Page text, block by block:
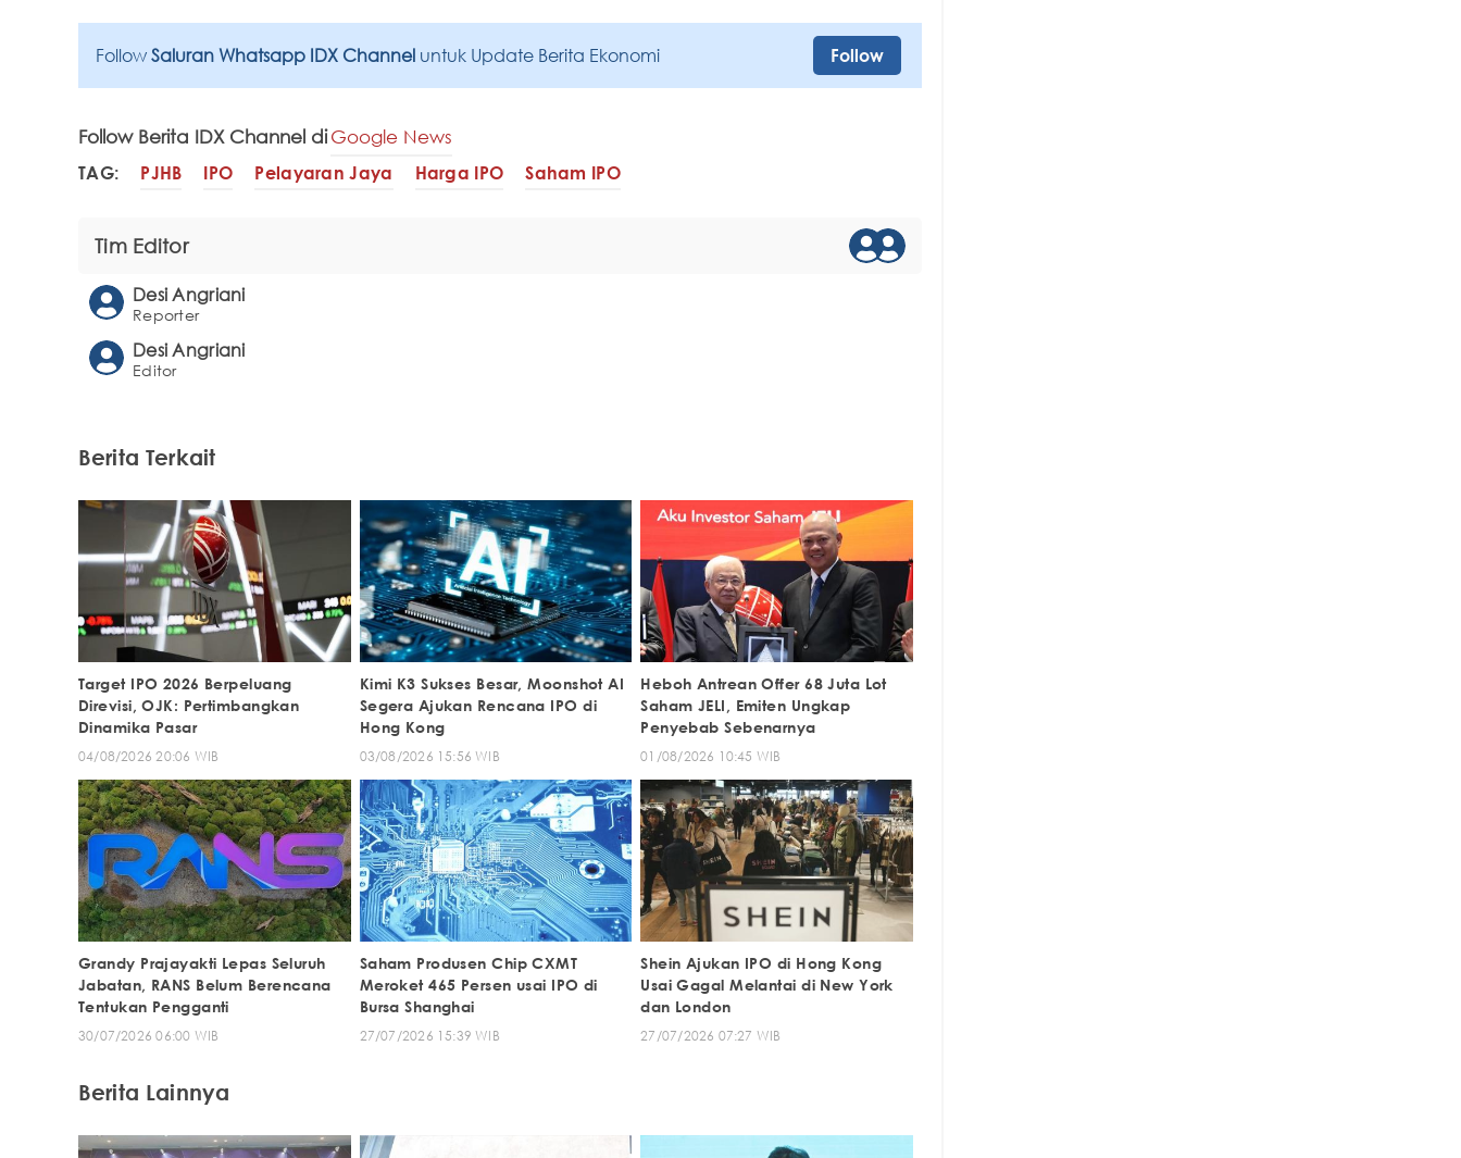
Follow Saluran Whatsapp IDX Channel untuk Update Berita Ekonomi Follow
Follow Berita IDX Channel diGoogle News
TAG: PJHB IPO Pelayaran Jaya Harga IPO Saham IPO
Tim Editor
Desi Angriani
Reporter
Desi Angriani
Editor
Berita Terkait
Target IPO 2026 Berpeluang
Direvisi, OJK: Pertimbangkan
Dinamika Pasar
04/08/2026 20:06 WIB
Kimi K3 Sukses Besar, Moonshot AI
Segera Ajukan Rencana IPO di
Hong Kong
03/08/2026 15:56 WIB
Heboh Antrean Offer 68 Juta Lot
Saham JELI, Emiten Ungkap
Penyebab Sebenarnya
01/08/2026 10:45 WIB
Grandy Prajayakti Lepas Seluruh
Jabatan, RANS Belum Berencana
Tentukan Pengganti
30/07/2026 06:00 WIB
Saham Produsen Chip CXMT
Meroket 465 Persen usai IPO di
Bursa Shanghai
27/07/2026 15:39 WIB
Shein Ajukan IPO di Hong Kong
Usai Gagal Melantai di New York
dan London
27/07/2026 07:27 WIB
Berita Lainnya